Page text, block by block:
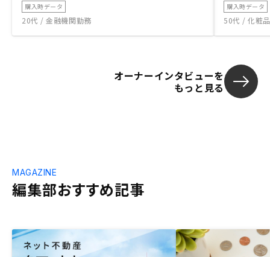
購入時データ
20代 / 金融機関勤務
購入時データ
50代 / 化粧
オーナーインタビューを
もっと見る
編集部おすすめ記事
MAGAZINE